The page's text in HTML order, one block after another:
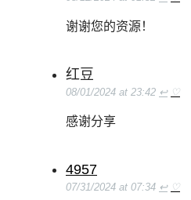
谢谢您的资源！
红豆
08/01/2024 at 23:42 ↩ ♡
感谢分享
4957
07/31/2024 at 07:34 ↩ ♡